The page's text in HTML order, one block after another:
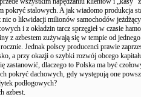
pokryć stalowych. A jak wiadomo produkcja
nic o likwidacji milionów samochodów
i z okładzin tarcz sprzęgieł w czasie
z azbestem zużywają się w tempie od
Jednak polscy producenci prawie
a przy okazji o szybki rozwój obcego
zastanowić, dlaczego to Polska ma być
pokryć dachowych, gdy występują one
podłogowych?
azbest.